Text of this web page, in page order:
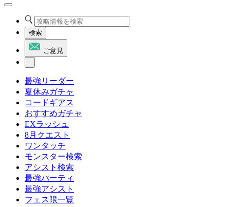
検索
ご意見
最強リーダー
夏休みガチャ
コードギアス
おすすめガチャ
EXラッシュ
8月クエスト
ワンタッチ
モンスター検索
アシスト検索
最強パーティ
最強アシスト
フェス限一覧